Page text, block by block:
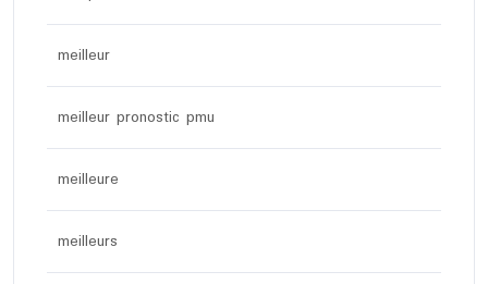
meilleur
meilleur pronostic pmu
meilleure
meilleurs